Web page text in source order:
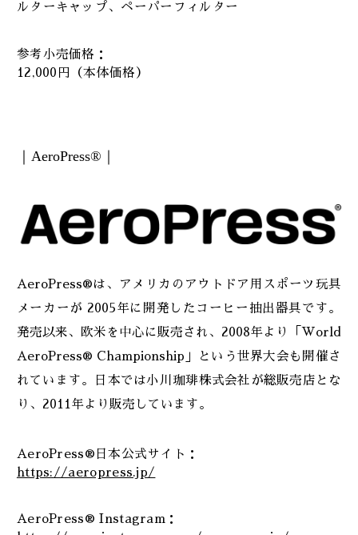
ルターキャップ、ペーパーフィルター
参考小売価格：
12,000円（本体価格）
｜AeroPress®｜
AeroPress®は、アメリカのアウトドア用スポーツ玩具
メーカーが 2005年に開発したコーヒー抽出器具です。
発売以来、欧米を中心に販売され、2008年より「World
AeroPress® Championship」という世界大会も開催さ
れています。日本では小川珈琲株式会社が総販売店とな
り、2011年より販売しています。
AeroPress®日本公式サイト：
https://aeropress.jp/
AeroPress® Instagram：